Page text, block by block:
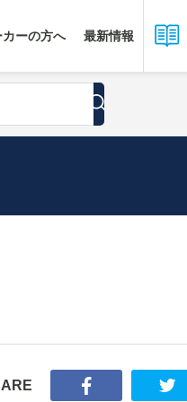
ーの方へ 最新情報